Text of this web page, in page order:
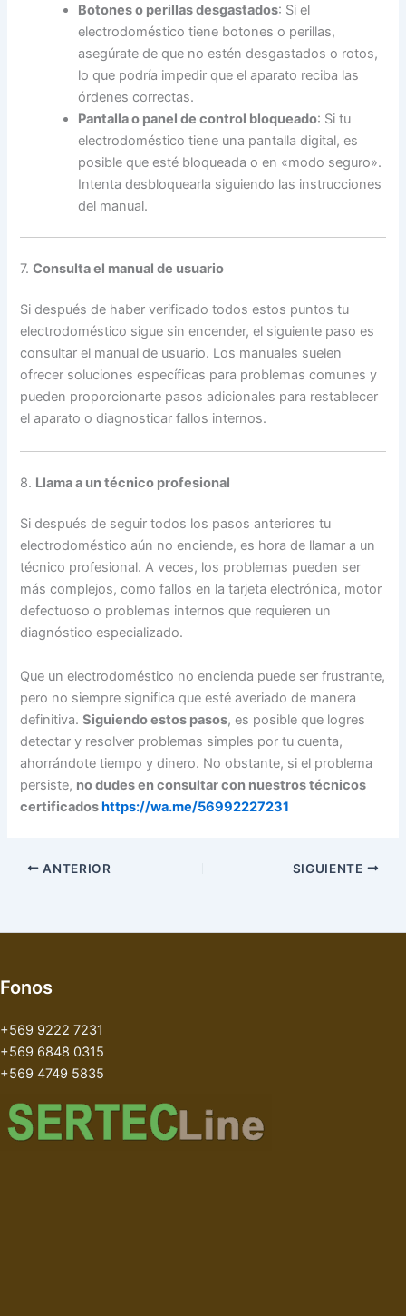
Botones o perillas desgastados: Si el
electrodoméstico tiene botones o perillas,
asegúrate de que no estén desgastados o rotos,
lo que podría impedir que el aparato reciba las
órdenes correctas.
Pantalla o panel de control bloqueado: Si tu
electrodoméstico tiene una pantalla digital, es
posible que esté bloqueada o en «modo seguro».
Intenta desbloquearla siguiendo las instrucciones
del manual.
7.Consulta el manual de usuario
Si después de haber verificado todos estos puntos tu
electrodoméstico sigue sin encender, el siguiente paso es
consultar el manual de usuario. Los manuales suelen
ofrecer soluciones específicas para problemas comunes y
pueden proporcionarte pasos adicionales para restablecer
el aparato o diagnosticar fallos internos.
8. Llama a un técnico profesional
Si después de seguir todos los pasos anteriores tu
electrodoméstico aún no enciende, es hora de llamar a un
técnico profesional. A veces, los problemas pueden ser
más complejos, como fallos en la tarjeta electrónica, motor
defectuoso o problemas internos que requieren un
diagnóstico especializado.
Que un electrodoméstico no encienda puede ser frustrante,
pero no siempre significa que esté averiado de manera
definitiva.Siguiendo estos pasos, es posible que logres
detectar y resolver problemas simples por tu cuenta,
ahorrándote tiempo y dinero. No obstante, si el problema
persiste, no dudes en consultar con nuestros técnicos
certificadoshttps://wa.me/56992227231
ANTERIOR SIGUIENTE
Fonos
+569 9222 7231
+569 6848 0315
+569 4749 5835